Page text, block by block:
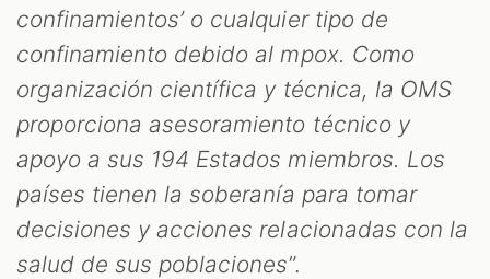
confinamientos’ o cualquier tipo de
confinamiento debido al mpox. Como
organización científica y técnica, la OMS
proporciona asesoramiento técnico y
apoyo a sus 194 Estados miembros. Los
países tienen la soberanía para tomar
decisiones y acciones relacionadas con la
salud de sus poblaciones”.